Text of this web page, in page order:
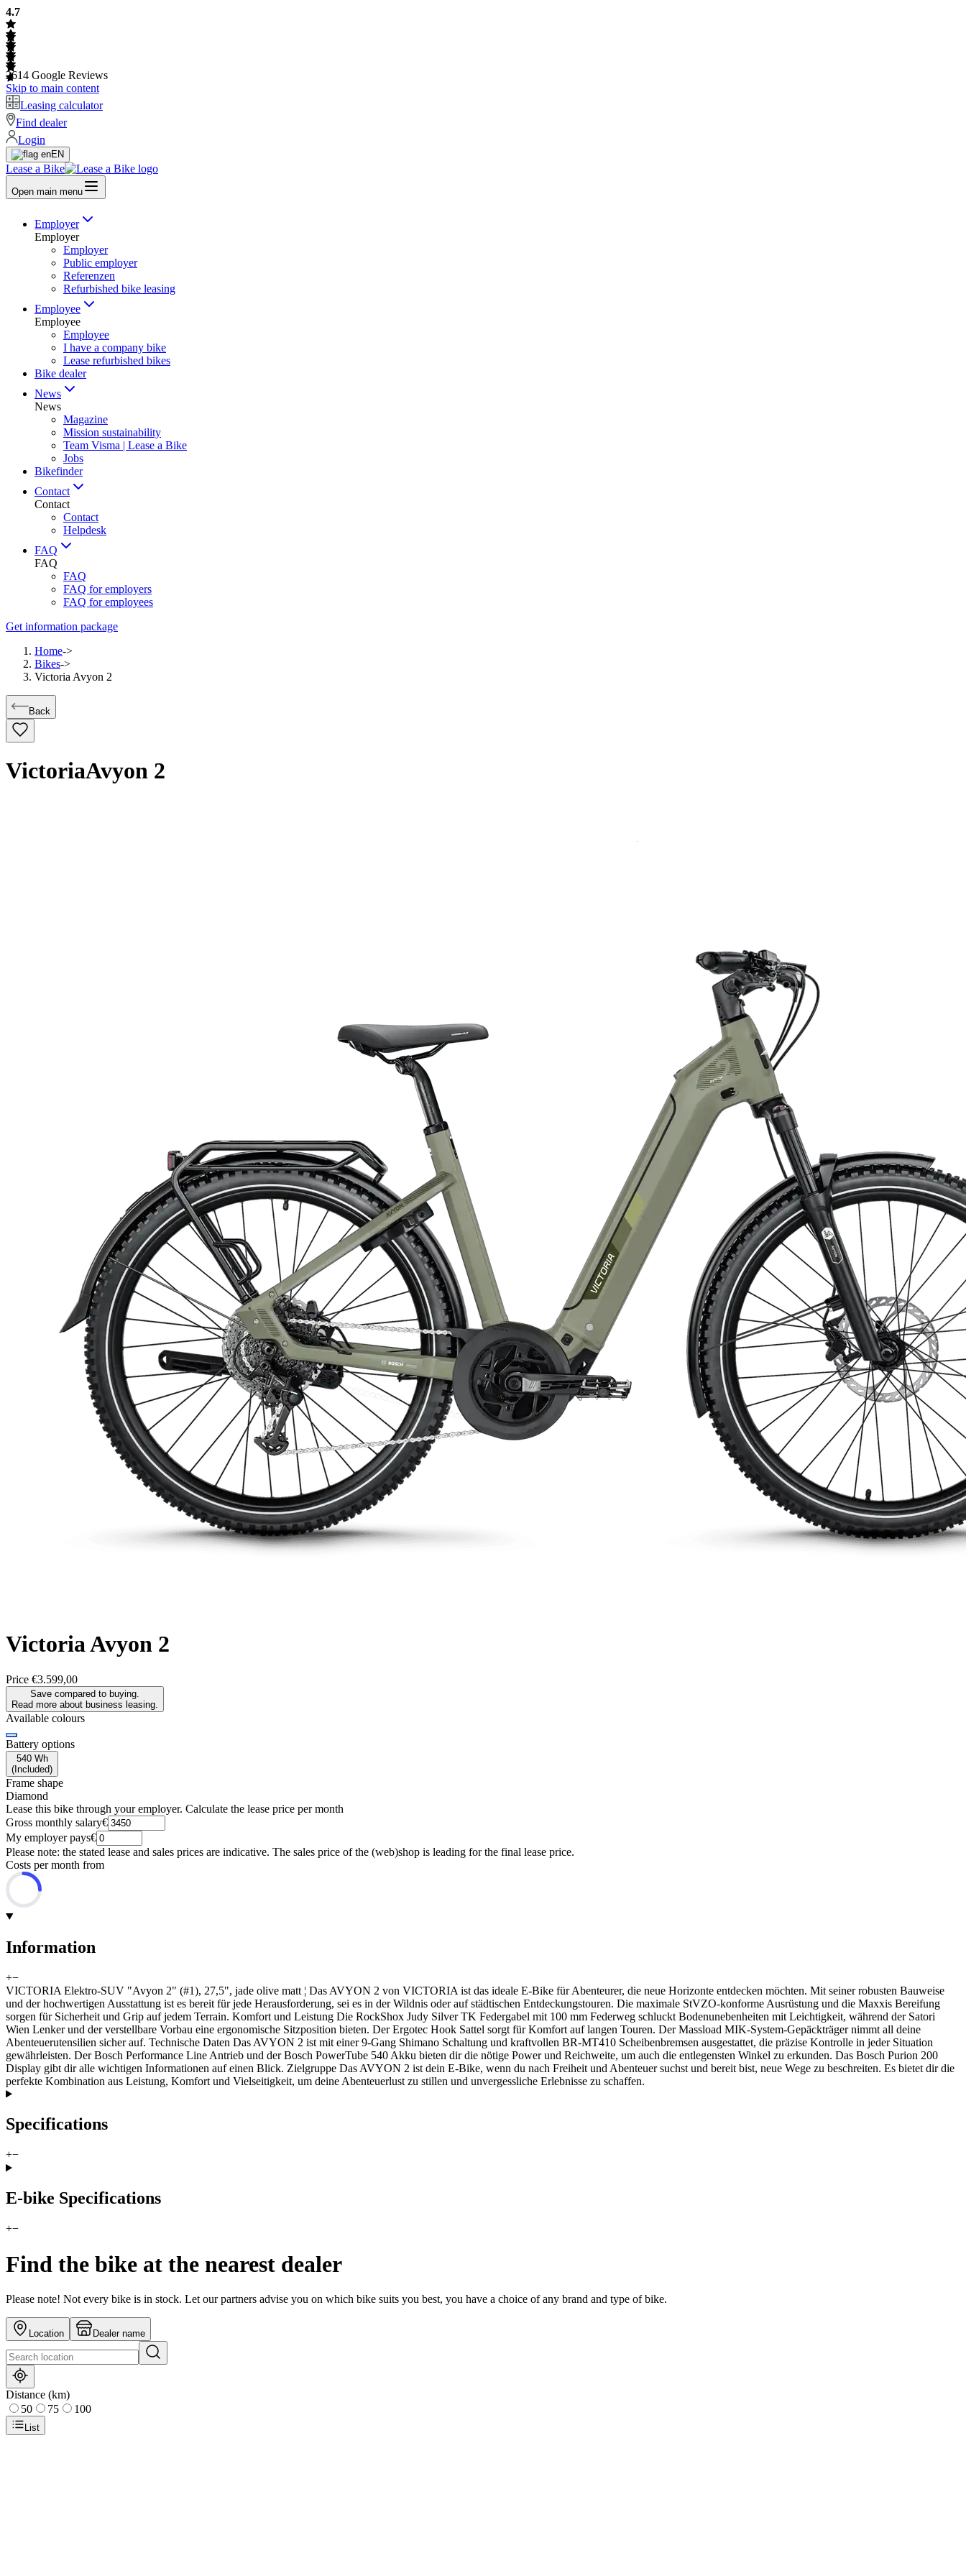
4.7
2614 Google Reviews
Skip to main content
Leasing calculator
Find dealer
Login
EN
Lease a Bike
Open main menu
Employer
Employer
Employer
Public employer
Referenzen
Refurbished bike leasing
Employee
Employee
Employee
I have a company bike
Lease refurbished bikes
Bike dealer
News
News
Magazine
Mission sustainability
Team Visma | Lease a Bike
Jobs
Bikefinder
Contact
Contact
Contact
Helpdesk
FAQ
FAQ
FAQ
FAQ for employers
FAQ for employees
Get information package
Home->
Bikes->
Victoria Avyon 2
Back
VictoriaAvyon 2
VictoriaAvyon 2
Price €3.599,00
Save compared to buying.
Read more about business leasing.
Available colours
Battery options
540 Wh
( Included)
Frame shape
Diamond
Lease this bike through your employer. Calculate the lease price per month
Gross monthly salary€
My employer pays€
Please note: the stated lease and sales prices are indicative. The sales price of the (web)shop is leading for the final lease price.
Costs per month from
Information
+−
VICTORIA Elektro-SUV "Avyon 2" (#1), 27,5", jade olive matt ¦ Das AVYON 2 von VICTORIA ist das ideale E-Bike für Abenteurer, die neue Horizonte entdecken möchten. Mit seiner robusten Bauweise
und der hochwertigen Ausstattung ist es bereit für jede Herausforderung, sei es in der Wildnis oder auf städtischen Entdeckungstouren. Die maximale StVZO-konforme Ausrüstung und die Maxxis Bereifung
sorgen für Sicherheit und Grip auf jedem Terrain. Komfort und Leistung Die RockShox Judy Silver TK Federgabel mit 100 mm Federweg schluckt Bodenunebenheiten mit Leichtigkeit, während der Satori
Wien Lenker und der verstellbare Vorbau eine ergonomische Sitzposition bieten. Der Ergotec Hook Sattel sorgt für Komfort auf langen Touren. Der Massload MIK-System-Gepäckträger nimmt all deine
Abenteuerutensilien sicher auf. Technische Daten Das AVYON 2 ist mit einer 9-Gang Shimano Schaltung und kraftvollen BR-MT410 Scheibenbremsen ausgestattet, die präzise Kontrolle in jeder Situation
gewährleisten. Der Bosch Performance Line Antrieb und der Bosch PowerTube 540 Akku bieten dir die nötige Power und Reichweite, um auch die entlegensten Winkel zu erkunden. Das Bosch Purion 200
Display gibt dir alle wichtigen Informationen auf einen Blick. Zielgruppe Das AVYON 2 ist dein E-Bike, wenn du nach Freiheit und Abenteuer suchst und bereit bist, neue Wege zu beschreiten. Es bietet dir die
perfekte Kombination aus Leistung, Komfort und Vielseitigkeit, um deine Abenteuerlust zu stillen und unvergessliche Erlebnisse zu schaffen.
Specifications
+−
E-bike Specifications
+−
Find the bike at the nearest dealer
Please note! Not every bike is in stock. Let our partners advise you on which bike suits you best, you have a choice of any brand and type of bike.
Location Dealer name
Distance (km)
50
75 100
List